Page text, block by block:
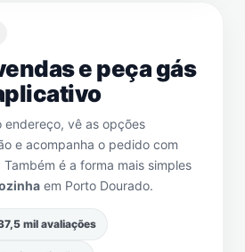
e peça gás
vê as opções
e acompanha o pedido com
é a forma mais simples
em Porto Dourado.
mil avaliações